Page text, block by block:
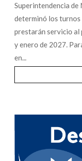
Superintendencia
determinó los turnos
prestarán servicio al
y enero de 2027.
en...